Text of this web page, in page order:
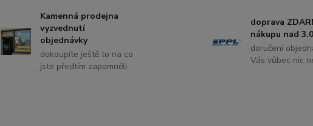
Kamenná prodejna
vyzvednutí
objednávky
dokoupíte ještě to na co
jste předtím zapomněli
doprava
nákupu nad
doručení
Vás vůbec nic